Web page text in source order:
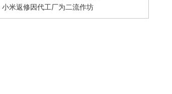
小米返修因代工厂为二流作坊